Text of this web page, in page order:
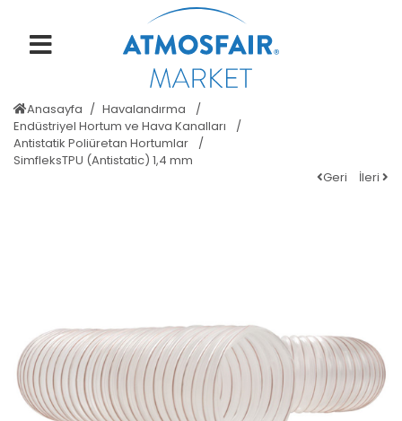
Anasayfa
Havalandırma
Endüstriyel Hortum ve Hava Kanalları
Antistatik Poliüretan Hortumlar
SimfleksTPU (Antistatic) 1,4 mm
Geri
İleri